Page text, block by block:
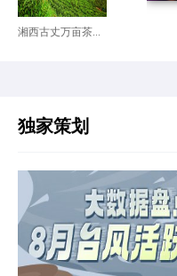
湘西古丈万亩茶...
独家策划